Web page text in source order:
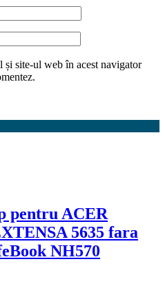
și site-ul web în acest navigator
pentru ACER
5635 fara
NH570